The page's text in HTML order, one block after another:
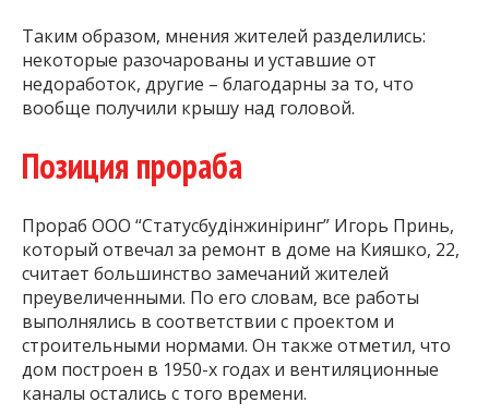
Таким образом, мнения жителей разделились:
некоторые разочарованы и уставшие от
недоработок, другие – благодарны за то, что
вообще получили крышу над головой.
Позиция прораба
Прораб ООО “Статусбудінжиніринг” Игорь Принь,
который отвечал за ремонт в доме на Кияшко, 22,
считает большинство замечаний жителей
преувеличенными. По его словам, все работы
выполнялись в соответствии с проектом и
строительными нормами. Он также отметил, что
дом построен в 1950-х годах и вентиляционные
каналы остались с того времени.